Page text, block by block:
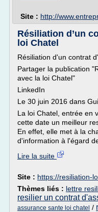
Site : http://
Résiliation d’un
loi Chatel
Résiliation d'un contrat
Partager la publication
avec la loi Chatel"
LinkedIn
Le 30 juin 2016 dans
La loi Chatel, entrée en
cette date un meilleur
En effet, elle met à la
d'information à l'égard
Lire la suite
Site : https://resiliation-
Thèmes liés : lettre
resilier un contrat
assurance sante loi chatel /